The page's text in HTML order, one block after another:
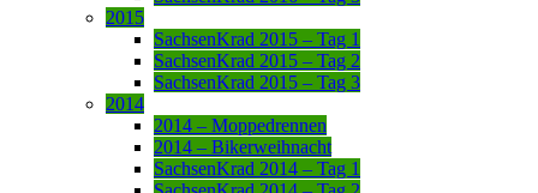
2015
SachsenKrad 2015 – Tag 1
SachsenKrad 2015 – Tag 2
SachsenKrad 2015 – Tag 3
2014
2014 – Moppedrennen
2014 – Bikerweihnacht
SachsenKrad 2014 – Tag 1